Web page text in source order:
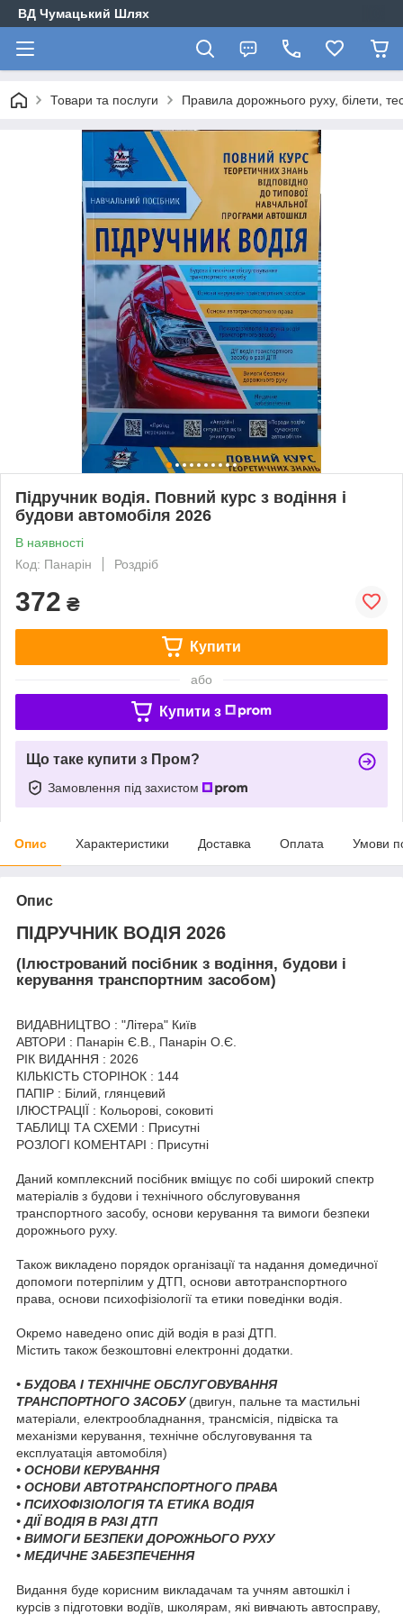
ВД Чумацький Шлях
Товари та послуги Правила дорожнього руху, білети,
Підручник водія. Повний курс з водіння і
будови автомобіля 2026
В наявності
Код: Панарін
Роздріб
372 ₴
Купити
або
Купити з
Що таке купити з Пром?
Замовлення під захистом
Опис Характеристики Доставка Оплата Умови
Опис
ПІДРУЧНИК ВОДІЯ 2026
(Ілюстрований посібник з водіння, будови і
керування транспортним засобом)
ВИДАВНИЦТВО : "Літера" Київ
АВТОРИ : Панарін Є.В., Панарін О.Є.
РІК ВИДАННЯ : 2026
КІЛЬКІСТЬ СТОРІНОК : 144
ПАПІР : Білий, глянцевий
ІЛЮСТРАЦІЇ : Кольорові, соковиті
ТАБЛИЦІ ТА СХЕМИ : Присутні
РОЗЛОГІ КОМЕНТАРІ : Присутні
Даний комплексний посібник вміщує по собі широкий спектр
матеріалів з будови і технічного обслуговування
транспортного засобу, основи керування та вимоги безпеки
дорожнього руху.
Також викладено порядок організації та надання домедичної
допомоги потерпілим у ДТП, основи автотранспортного
права, основи психофізіології та етики поведінки водія.
Окремо наведено опис дій водія в разі ДТП.
Містить також безкоштовні електронні додатки.
• БУДОВА І ТЕХНІЧНЕ ОБСЛУГОВУВАННЯ
ТРАНСПОРТНОГО ЗАСОБУ(двигун, пальне та мастильні
матеріали, електрообладнання, трансмісія, підвіска та
механізми керування, технічне обслуговування та
експлуатація автомобіля)
• ОСНОВИ КЕРУВАННЯ
• ОСНОВИ АВТОТРАНСПОРТНОГО ПРАВА
• ПСИХОФІЗІОЛОГІЯ ТА ЕТИКА ВОДІЯ
• ДІЇ ВОДІЯ В РАЗІ ДТП
• ВИМОГИ БЕЗПЕКИ ДОРОЖНЬОГО РУХУ
• МЕДИЧНЕ ЗАБЕЗПЕЧЕННЯ
Видання буде корисним викладачам та учням автошкіл і
курсів з підготовки водіїв, школярам, які вивчають автосправу,